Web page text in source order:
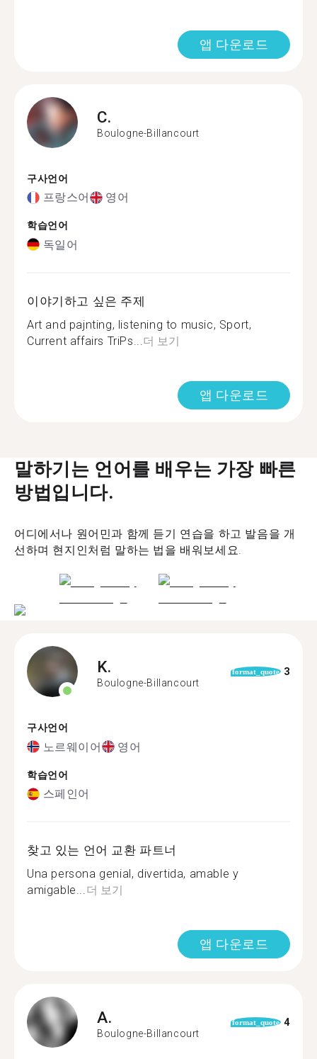
앱 다운로드
C.
Boulogne-Billancourt
구사언어
프랑스어 영어
학습언어
독일어
이야기하고 싶은 주제
Art and pajnting, listening to music, Sport,
Current affairs TriPs... 더 보기
앱 다운로드
말하기는 언어를 배우는 가장 빠른
방법입니다.
어디에서나 원어민과 함께 듣기 연습을 하고 발음을 개
선하며 현지인처럼 말하는 법을 배워보세요.
K.
Boulogne-Billancourt
format_quote 3
구사언어
노르웨이어 영어
학습언어
스페인어
찾고 있는 언어 교환 파트너
Una persona genial, divertida, amable y
amigable...더 보기
앱 다운로드
A.
Boulogne-Billancourt
format_quote 4